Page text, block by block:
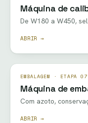
Máquina de
De W180 a W450,
ABRIR →
EMBALAGEM · ETAPA 07
Máquina de
Com azoto,
ABRIR →